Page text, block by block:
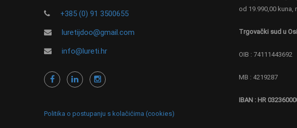
+385 (0) 91 3500655
luretijdoo@gmail.com
info@lureti.hr
od 19.990,00
Trgovački sud u
OIB : 74111443692
MB : 4219287
IBAN : HR
Politika o postupanju s kolačićima (cookies)